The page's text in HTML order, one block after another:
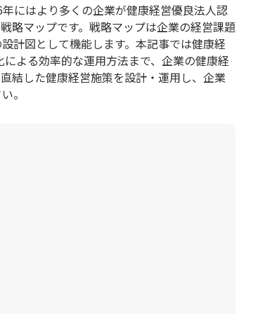
にはより多くの企業が健康経営優良法人認
略マップです。戦略マップは企業の経営課題
計図として機能します。本記事では健康経
よる効率的な運用方法まで、企業の健康経
結した健康経営施策を設計・運用し、企業
。